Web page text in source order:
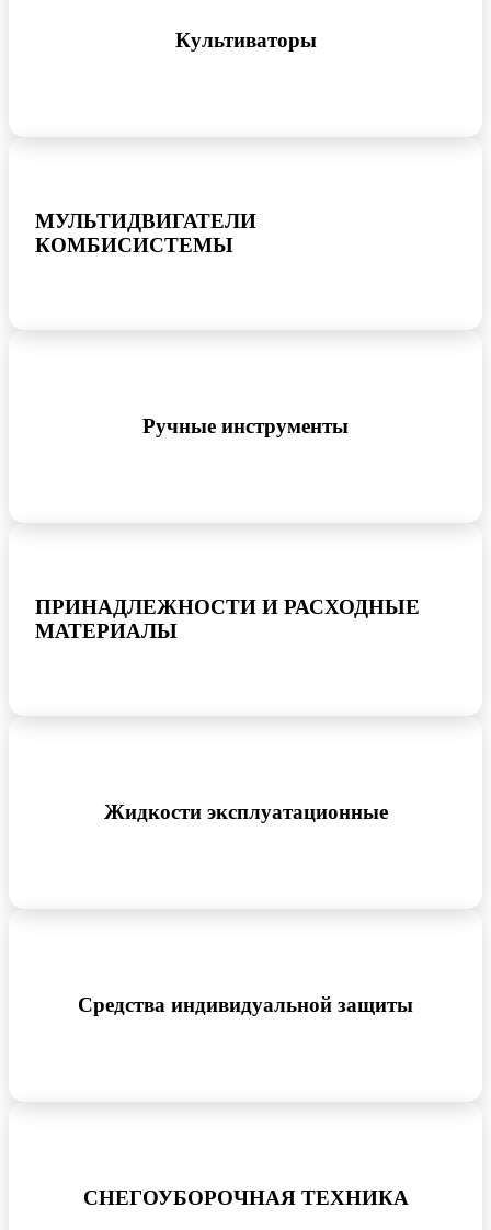
Культиваторы
МУЛЬТИДВИГАТЕЛИ
КОМБИСИСТЕМЫ
Ручные инструменты
ПРИНАДЛЕЖНОСТИ И РАСХОДНЫЕ
МАТЕРИАЛЫ
Жидкости эксплуатационные
Средства индивидуальной защиты
СНЕГОУБОРОЧНАЯ ТЕХНИКА